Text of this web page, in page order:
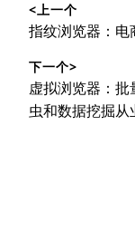
章
导
航
<上一个
上
文
章：
指纹浏览器：电
下一个>
下
篇
虚拟浏览器：
虫和数据挖掘从